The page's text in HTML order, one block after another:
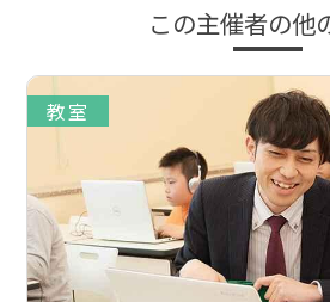
この主催者の他
教室